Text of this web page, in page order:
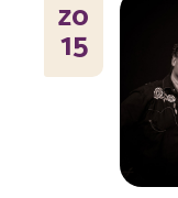
ZO
15